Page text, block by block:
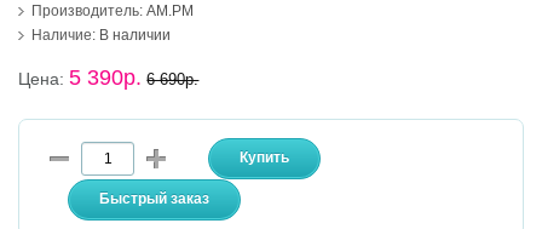
Производитель: AM.PM
Наличие: В наличии
Цена:5 390р. 6 690р.